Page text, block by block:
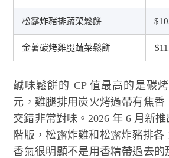
松露炸豬排蔬菜鬆餅
金薯碳烤雞腿蔬菜鬆餅
鹹味鬆餅的 CP 值最高的是碳
元，雞腿排用炭火烤過帶有焦香
交錯非常對味。2026 年 6 月新
階版，松露炸雞和松露炸豬排各
香氣很明顯不是用香精帶過去的